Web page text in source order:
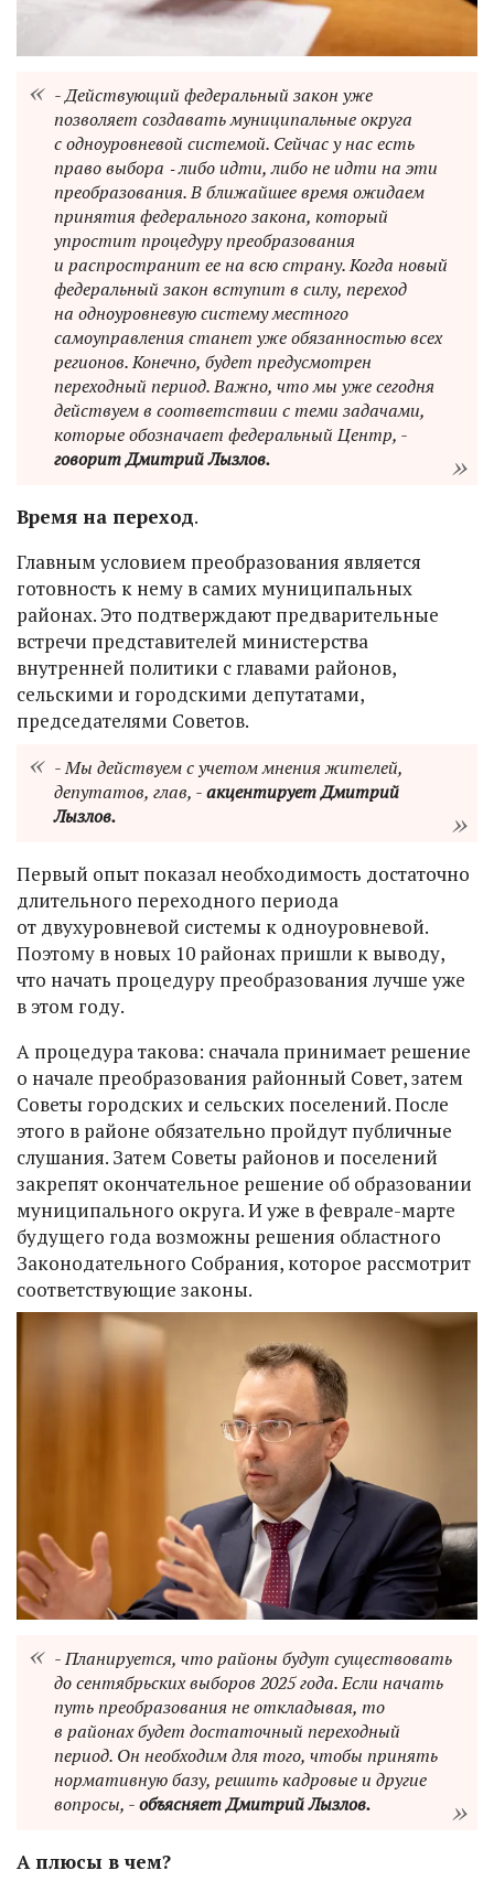
- Действующий федеральный закон уже
позволяет создавать муниципальные округа
с одноуровневой системой. Сейчас у нас есть
право выбора ‑ либо идти, либо не идти на эти
преобразования. В ближайшее время ожидаем
принятия федерального закона, который
упростит процедуру преобразования
и распространит ее на всю страну. Когда новый
федеральный закон вступит в силу, переход
на одноуровневую систему местного
самоуправления станет уже обязанностью всех
регионов. Конечно, будет предусмотрен
переходный период. Важно, что мы уже сегодня
действуем в соответствии с теми задачами,
которые обозначает федеральный Центр, -
говорит Дмитрий Лызлов.
Время на переход.
Главным условием преобразования является
готовность к нему в самих муниципальных
районах. Это подтверждают предварительные
встречи представителей министерства
внутренней политики с главами районов,
сельскими и городскими депутатами,
председателями Советов.
- Мы действуем с учетом мнения жителей,
депутатов, глав, -акцентирует Дмитрий
Лызлов.
Первый опыт показал необходимость достаточно
длительного переходного периода
от двухуровневой системы к одноуровневой.
Поэтому в новых 10 районах пришли к выводу,
что начать процедуру преобразования лучше уже
в этом году.
А процедура такова: сначала принимает решение
о начале преобразования районный Совет, затем
Советы городских и сельских поселений. После
этого в районе обязательно пройдут публичные
слушания. Затем Советы районов и поселений
закрепят окончательное решение об образовании
муниципального округа. И уже в феврале-марте
будущего года возможны решения областного
Законодательного Собрания, которое рассмотрит
соответствующие законы.
- Планируется, что районы будут существовать
до сентябрьских выборов 2025 года. Если начать
путь преобразования не откладывая, то
в районах будет достаточный переходный
период. Он необходим для того, чтобы принять
нормативную базу, решить кадровые и другие
вопросы, -объясняет Дмитрий Лызлов.
А плюсы в чем?